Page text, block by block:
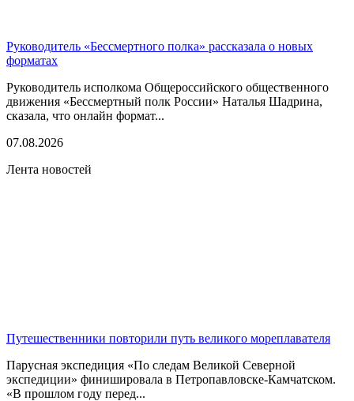
Руководитель «Бессмертного полка» рассказала о новых
форматах
Руководитель исполкома Общероссийского общественного
движения «Бессмертный полк России» Наталья Шадрина,
сказала, что онлайн формат...
07.08.2026
Лента новостей
Путешественники повторили путь великого мореплавателя
Парусная экспедиция «По следам Великой Северной
экспедиции» финишировала в Петропавловске-Камчатском.
«В прошлом году перед...